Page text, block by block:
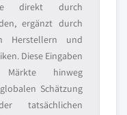
direkt durch
ergänzt durch
Herstellern und
Diese Eingaben
hinweg
Schätzung
tatsächlichen